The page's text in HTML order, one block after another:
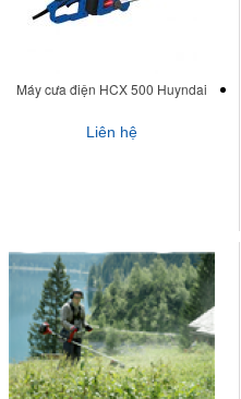
Máy cưa điện HCX 500 Huyndai
Liên hệ